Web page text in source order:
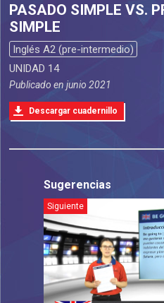
PASADO SIMPLE VS.
SIMPLE
Inglés A2 (pre-intermedio)
UNIDAD 14
Publicado enjunio 2021
Descargar cuadernillo
Sugerencias
Siguiente